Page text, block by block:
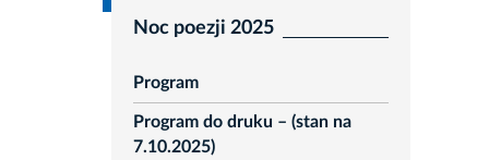
Noc poezji 2025
Program
Program do druku – (stan na
7.10.2025)